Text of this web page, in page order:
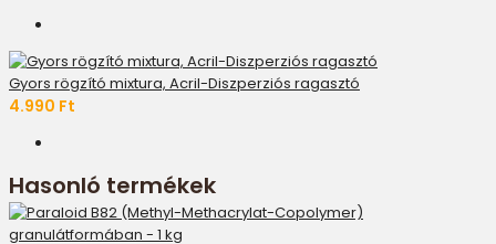
Gyors rögzító mixtura, Acril-Diszperziós ragasztó
4.990 Ft
Hasonló termékek